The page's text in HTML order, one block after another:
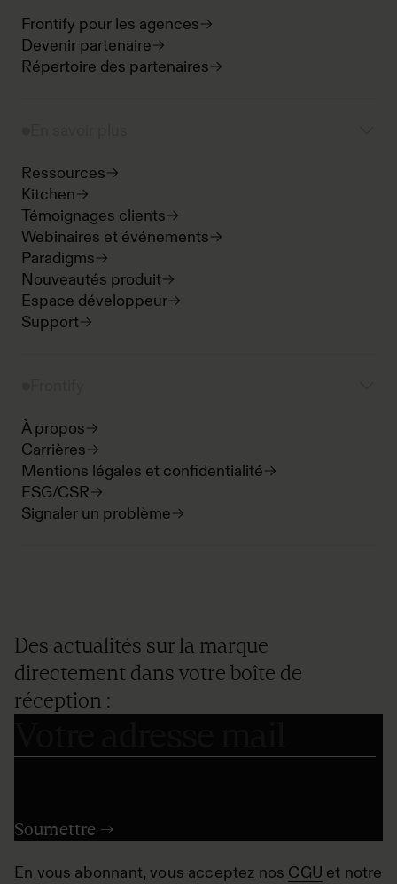
Frontify pour les agences
Devenir partenaire
Répertoire des partenaires
Ressources
Kitchen
Témoignages clients
Webinaires et événements
Paradigms
Nouveautés produit
Espace développeur
Support
À propos
Carrières
Mentions légales et confidentialité
ESG/CSR
Signaler un problème
Des actualités sur la marque
directement dans votre boîte de
réception :
En vous abonnant, vous acceptez nos CGU et notre